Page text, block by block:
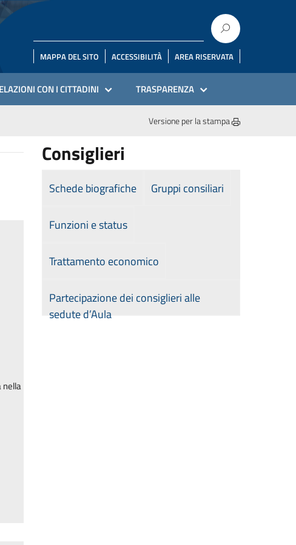
MAPPA DEL SITO ACCESSIBILITÀ AREA RISERVATA
CON I CITTADINI TRASPARENZA
Versione per la stampa
nella
Consiglieri
Schede biografiche Gruppi consiliari
Funzioni e status
Trattamento economico
Partecipazione dei consiglieri alle
sedute d’Aula